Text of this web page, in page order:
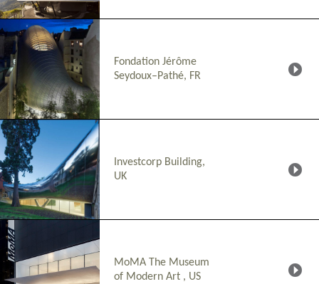
Fondation Jérôme
Seydoux–Pathé, FR
Investcorp Building,
UK
MoMA The Museum
of Modern Art , US